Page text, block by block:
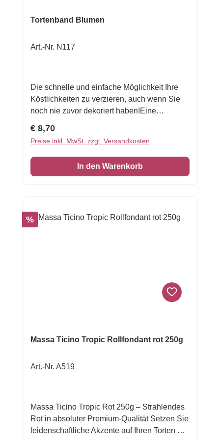
Tortenband Blumen
Art.-Nr. N117
Die schnelle und einfache Möglichkeit Ihre
Köstlichkeiten zu verzieren, auch wenn Sie
noch nie zuvor dekoriert haben!Eine
VE = 3 Stück Zuckerfolie 6,5 x 26 cm
Regulärer Preis:
€ 8,70
Preise inkl. MwSt. zzgl. Versandkosten
In den Warenkorb
Rabatt
%
Massa Ticino Tropic Rollfondant rot 250g
Art.-Nr. A519
Massa Ticino Tropic Rot 250g – Strahlendes
Rot in absoluter Premium-Qualität Setzen Sie
leidenschaftliche Akzente auf Ihren Torten mit